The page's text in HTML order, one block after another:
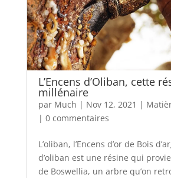
L’Encens d’Oliban, cette
millénaire
par Much | Nov 12, 2021 |
| 0 commentaires
L’oliban, l’Encens d’or de Bois
d’oliban est une résine qui
de Boswellia, un arbre qu’on